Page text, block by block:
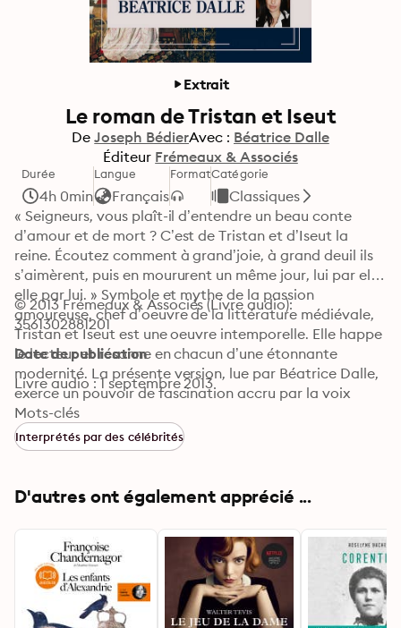
Extrait
Le roman de Tristan et Iseut
De Joseph BédierAvec : Béatrice Dalle
Éditeur Frémeaux & Associés
Durée
4h 0min
Langue
Français
FormatCatégorie
Classiques
« Seigneurs, vous plaît-il d’entendre un beau conte
d’amour et de mort ? C’est de Tristan et d’Iseut la
reine. Écoutez comment à grand’joie, à grand deuil ils
s’aimèrent, puis en moururent un même jour, lui par elle,
elle par lui. » Symbole et mythe de la passion
amoureuse, chef d’oeuvre de la littérature médiévale,
Tristan et Iseut est une oeuvre intemporelle. Elle happe
le lecteur et résonne en chacun d’une étonnante
modernité. La présente version, lue par Béatrice Dalle,
exerce un pouvoir de fascination accru par la voix
grave mais sensuelle, quasi androgyne de la lectrice,
incarnant aussi bien la témérité sans cesse renouvelée
de Tristan que la sensualité toujours expressive d’Iseut.
© 2013 Frémeaux & Associés (Livre audio):
3561302881201
Date de publication
Livre audio : 1 septembre 2013
Mots-clés
Interprétés par des célébrités
D'autres ont également apprécié ...